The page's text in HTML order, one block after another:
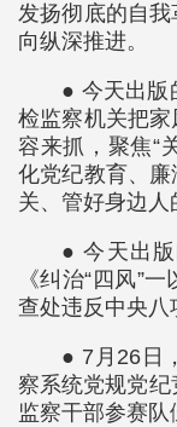
发扬彻底的自我
向纵深推进。
● 今天出版
检监察机关把
容来抓，聚焦“
化党纪教育、
关、管好身边人
● 今天出
《纠治“四风”
查处违反中央八
● 7月26日
察系统党规党
监察干部参赛队